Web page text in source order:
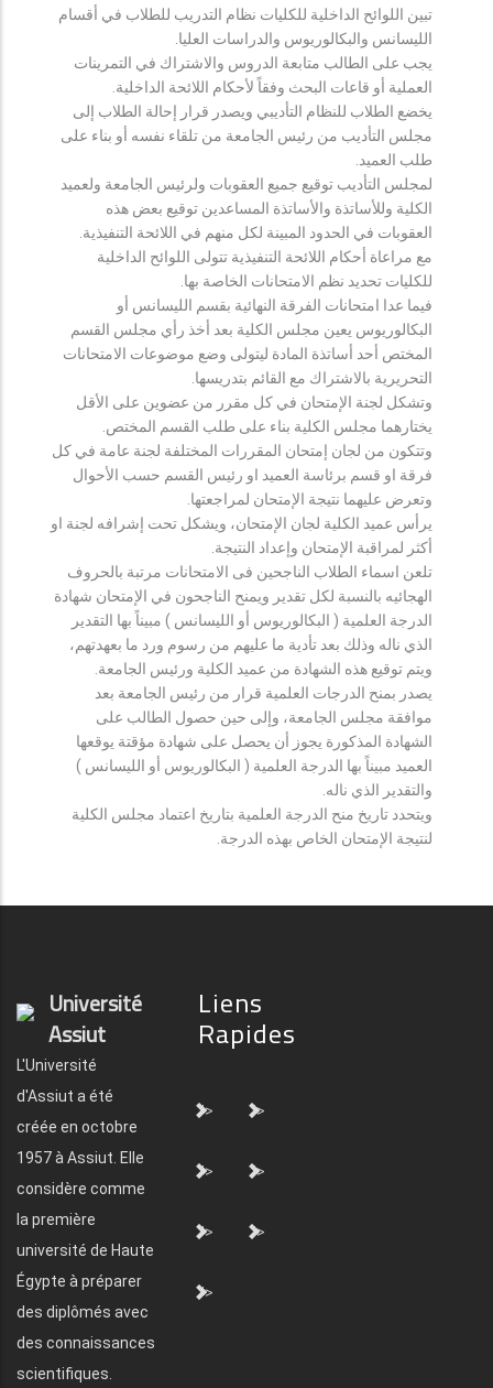
تبين اللوائح الداخلية للكليات نظام التدريب للطلاب في أقسام
الليسانس والبكالوريوس والدراسات العليا.
يجب على الطالب متابعة الدروس والاشتراك في التمرينات
العملية أو قاعات البحث وفقاً لأحكام اللائحة الداخلية.
يخضع الطلاب للنظام التأديبي ويصدر قرار إحالة الطلاب إلى
مجلس التأديب من رئيس الجامعة من تلقاء نفسه أو بناء على
طلب العميد.
لمجلس التأديب توقيع جميع العقوبات ولرئيس الجامعة ولعميد
الكلية وللأساتذة والأساتذة المساعدين توقيع بعض هذه
العقوبات في الحدود المبينة لكل منهم في اللائحة التنفيذية.
مع مراعاة أحكام اللائحة التنفيذية تتولى اللوائح الداخلية
للكليات تحديد نظم الامتحانات الخاصة بها.
فيما عدا امتحانات الفرقة النهائية بقسم الليسانس أو
البكالوريوس يعين مجلس الكلية بعد أخذ رأي مجلس القسم
المختص أحد أساتذة المادة ليتولى وضع موضوعات الامتحانات
التحريرية بالاشتراك مع القائم بتدريسها.
وتشكل لجنة الإمتحان في كل مقرر من عضوين على الأقل
يختارهما مجلس الكلية بناء على طلب القسم المختص.
وتتكون من لجان إمتحان المقررات المختلفة لجنة عامة في كل
فرقة او قسم برئاسة العميد او رئيس القسم حسب الأحوال
وتعرض عليهما نتيجة الإمتحان لمراجعتها.
يرأس عميد الكلية لجان الإمتحان، ويشكل تحت إشرافه لجنة او
أكثر لمراقبة الإمتحان وإعداد النتيجة.
تلعن اسماء الطلاب الناجحين فى الامتحانات مرتبة بالحروف
الهجائيه بالنسبة لكل تقدير ويمنح الناجحون في الإمتحان شهادة
الدرجة العلمية ( البكالوريوس أو الليسانس ) مبيناً بها التقدير
الذي ناله وذلك بعد تأدية ما عليهم من رسوم ورد ما بعهدتهم،
ويتم توقيع هذه الشهادة من عميد الكلية ورئيس الجامعة.
يصدر بمنح الدرجات العلمية قرار من رئيس الجامعة بعد
موافقة مجلس الجامعة، وإلى حين حصول الطالب على
الشهادة المذكورة يجوز أن يحصل على شهادة مؤقتة يوقعها
العميد مبيناً بها الدرجة العلمية ( البكالوريوس أو الليسانس )
والتقدير الذي ناله.
ويتحدد تاريخ منح الدرجة العلمية بتاريخ اعتماد مجلس الكلية
لنتيجة الإمتحان الخاص بهذه الدرجة.
Université
Assiut
L'Université
d'Assiut a été
créée en octobre
1957 à Assiut. Elle
considère comme
la première
université de Haute
Égypte à préparer
des diplômés avec
des connaissances
scientifiques.
Liens
Rapides
"> ">
"> ">
"> ">
">